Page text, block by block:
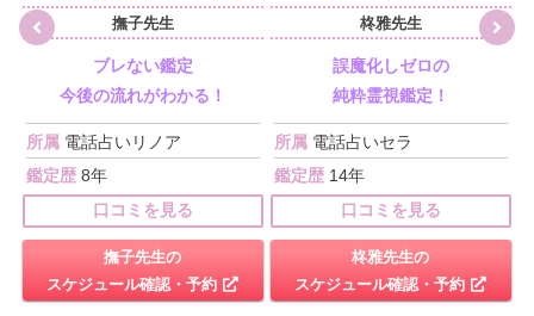
撫子先生
ブレない鑑定
今後の流れがわかる！
所属 電話占いリノア
鑑定歴 8年
口コミを見る
撫子先生の
スケジュール確認・予約
柊雅先生
誤魔化しゼロの
純粋霊視鑑定！
所属 電話占いセラ
鑑定歴 14年
口コミを見る
柊雅先生の
スケジュール確認・予約